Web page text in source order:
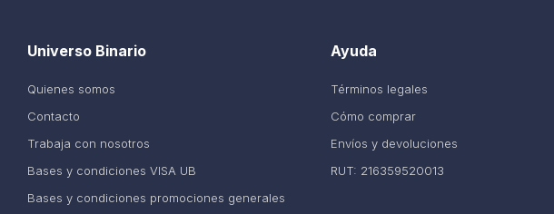
Ayuda
Términos legales
Cómo comprar
Envíos y devoluciones
RUT: 216359520013
Universo Binario
Quienes somos
Contacto
Trabaja con nosotros
Bases y condiciones VISA UB
Bases y condiciones promociones generales